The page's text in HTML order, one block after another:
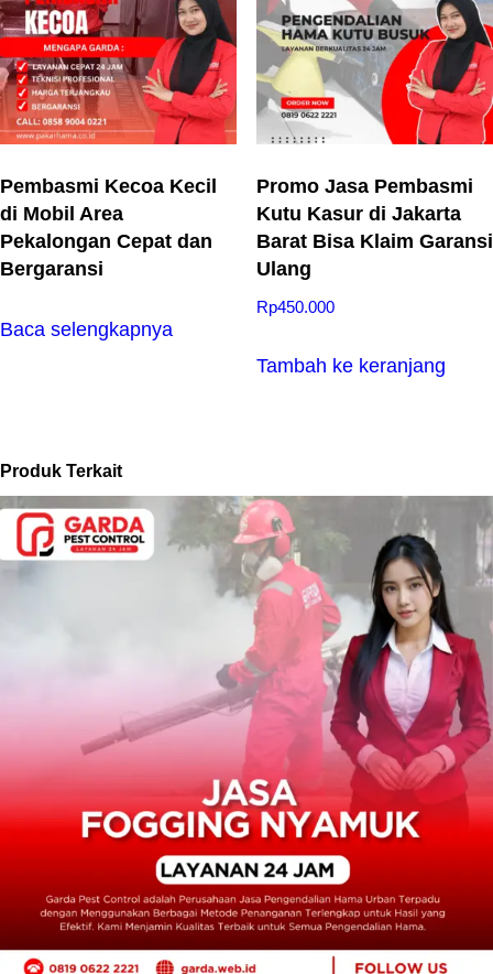
Pembasmi Kecoa Kecil
di Mobil Area
Pekalongan Cepat dan
Bergaransi
Baca selengkapnya
Promo Jasa Pembasmi
Kutu Kasur di Jakarta
Barat Bisa Klaim Garansi
Ulang
Rp450.000
Tambah ke keranjang
Produk Terkait